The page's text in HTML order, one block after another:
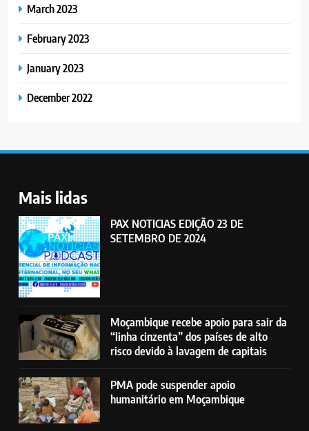
March 2023
February 2023
January 2023
December 2022
Mais lidas
PAX NOTICIAS EDIÇÃO 23 DE
SETEMBRO DE 2024
Moçambique recebe apoio para sair da
“linha cinzenta” dos países de alto
risco devido à lavagem de capitais
PMA pode suspender apoio
humanitário em Moçambique